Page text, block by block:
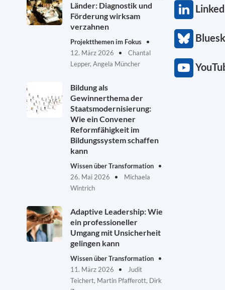
Länder: Diagnostik und
Förderung wirksam
verzahnen
Projektthemen im Fokus
12. März 2026
Chantal
Lepper, Angela Müncher
Bildung als
Gewinnerthema der
Staatsmodernisierung:
Wie ein Convener
Reformfähigkeit im
Bildungssystem schaffen
kann
Wissen über Transformation
26. Mai 2026
Michaela
Wintrich
Adaptive Leadership: Wie
ein professioneller
Umgang mit Unsicherheit
gelingen kann
Wissen über Transformation
11. März 2026
Judit
Teichert, Martin Pfafferott, Dirk